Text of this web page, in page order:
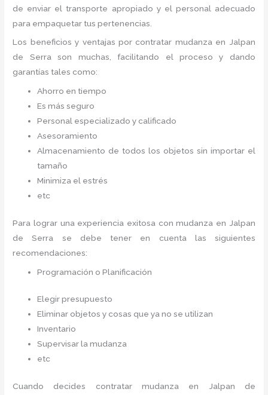
de enviar el transporte apropiado y el personal adecuado
para empaquetar tus pertenencias.
Los beneficios y ventajas por contratar mudanza en Jalpan
de Serra
son muchas, facilitando el proceso y dando
garantías tales como:
Ahorro en tiempo
Es más seguro
Personal especializado y calificado
Asesoramiento
Almacenamiento de todos los objetos sin importar el
tamaño
Minimiza el estrés
etc
Para lograr una experiencia exitosa con mudanza en Jalpan
de Serra
se debe tener en cuenta las siguientes
recomendaciones:
Programación o Planificación
Elegir presupuesto
Eliminar objetos y cosas que ya no se utilizan
Inventario
Supervisar la mudanza
etc
Cuando decides contratar mudanza en Jalpan de